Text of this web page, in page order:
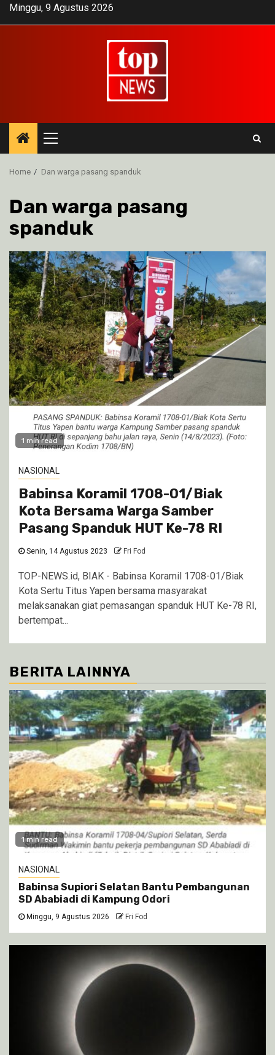
SkipMinggu, 9 Agustus 2026
Primary
Menu
Home Dan warga pasang spanduk
Dan warga pasang
spanduk
1 min read
NASIONAL
Babinsa Koramil 1708-01/Biak
Kota Bersama Warga Samber
Pasang Spanduk HUT Ke-78 RI
Senin, 14 Agustus 2023 Fri Fod
TOP-NEWS.id, BIAK - Babinsa Koramil 1708-01/Biak
Kota Sertu Titus Yapen bersama masyarakat
melaksanakan giat pemasangan spanduk HUT Ke-78 RI,
bertempat...
BERITA LAINNYA
1 min read
NASIONAL
Babinsa Supiori Selatan Bantu Pembangunan
SD Ababiadi di Kampung Odori
Minggu, 9 Agustus 2026 Fri Fod